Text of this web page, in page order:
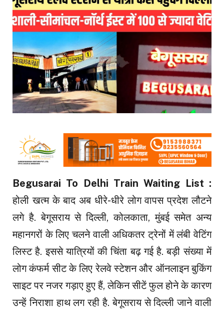
Begusarai To Delhi Train Waiting List :
होली खत्म के बाद अब धीरे-धीरे लोग वापस प्रदेश लौटने
लगे है. बेगूसराय से दिल्ली, कोलकाता, मुंबई समेत अन्य
महानगरों के लिए चलने वाली अधिकतर ट्रेनों में लंबी वेटिंग
लिस्ट है. इससे यात्रियों की चिंता बढ़ गई है. बड़ी संख्या में
लोग कंफर्म सीट के लिए रेलवे स्टेशन और ऑनलाइन बुकिंग
साइट पर नजर गड़ाए हुए हैं, लेकिन सीटें फुल होने के कारण
उन्हें निराशा हाथ लग रही है. बेगूसराय से दिल्ली जाने वाली